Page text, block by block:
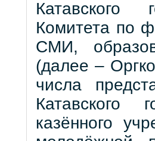
Катавского
Комитета по
СМИ,
(далее –
числа
Катавского
казённого